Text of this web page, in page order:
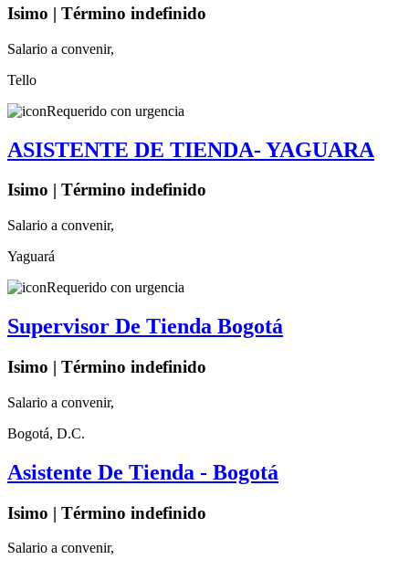
Isimo | Término indefinido
Salario a convenir,
Tello
Requerido con urgencia
ASISTENTE DE TIENDA- YAGUARA
Isimo | Término indefinido
Salario a convenir,
Yaguará
Requerido con urgencia
Supervisor De Tienda Bogotá
Isimo | Término indefinido
Salario a convenir,
Bogotá, D.C.
Asistente De Tienda - Bogotá
Isimo | Término indefinido
Salario a convenir,